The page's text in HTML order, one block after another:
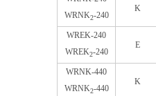
WRNK2-240
K
WREK-240
WREK2-240
E
WRNK-440
WRNK2-440
K